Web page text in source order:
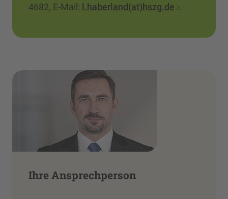
4682, E-Mail: l.haberland(at)hszg.de .
Ihre Ansprechperson